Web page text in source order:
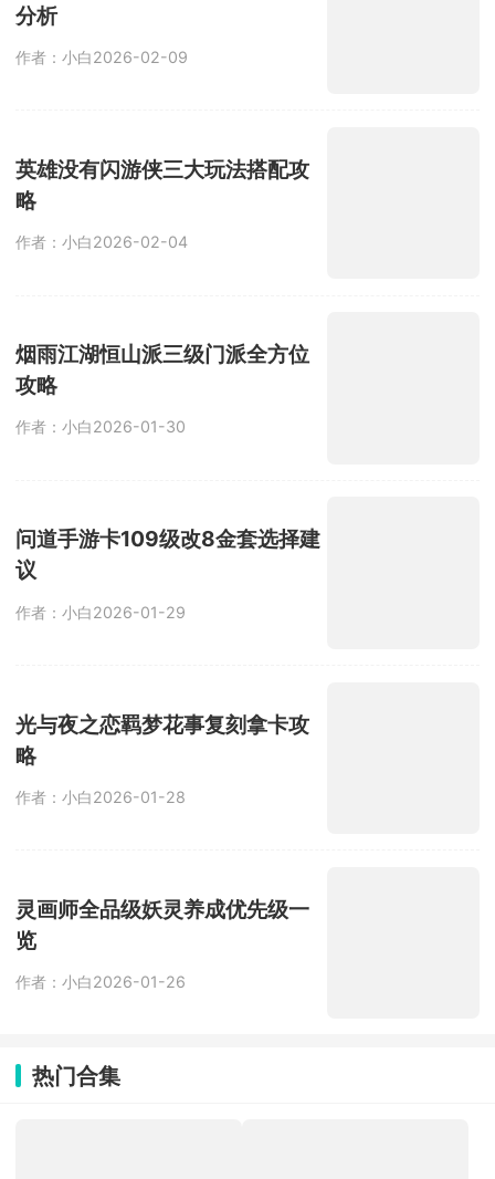
分析
作者：小白2026-02-09
英雄没有闪游侠三大玩法搭配攻
略
作者：小白2026-02-04
烟雨江湖恒山派三级门派全方位
攻略
作者：小白2026-01-30
问道手游卡109级改8金套选择建
议
作者：小白2026-01-29
光与夜之恋羁梦花事复刻拿卡攻
略
作者：小白2026-01-28
灵画师全品级妖灵养成优先级一
览
作者：小白2026-01-26
热门合集